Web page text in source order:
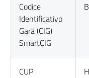
Codice
Identificativo
Gara (CIG)
SmartCIG
CUP